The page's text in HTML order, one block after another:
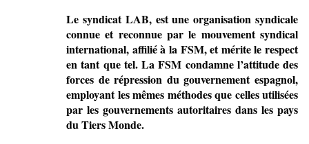
Le syndicat LAB, est une organisation syndicale
connue et reconnue par le mouvement syndical
international, affilié à la FSM, et mérite le respect
en tant que tel. La FSM condamne l’attitude des
forces de répression du gouvernement espagnol,
employant les mêmes méthodes que celles utilisées
par les gouvernements autoritaires dans les pays
du Tiers Monde.